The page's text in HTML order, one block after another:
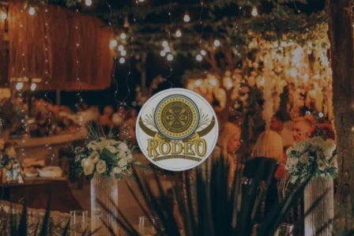
Restaurant Rodeo brengt de warmte, smaken en
gastvrijheid van Latijns-Amerika naar Nederland.
In een ongedwongen en levendige sfeer serveren
de restaurants gerechten van hoge kwaliteit,
bereid met verse producten en geserveerd door
een gepassioneerd team. De muziek van salsa,
merengue en bachata op de achtergrond
versterkt het gevoel van een avond uit in Zuid-
Amerikaanse stijl.